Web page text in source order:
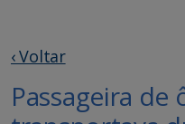
‹ Voltar
Passageira de